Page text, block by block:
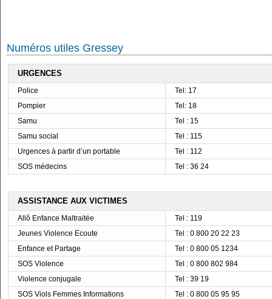
Numéros utiles Gressey
URGENCES
Police
Tel: 17
Pompier
Tel: 18
Samu
Tel : 15
Samu social
Tel : 115
Urgences à partir d’un portable
Tel : 112
SOS médecins
Tel : 36 24
ASSISTANCE AUX VICTIMES
Allô Enfance Maltraitée
Tel : 119
Jeunes Violence Ecoute
Tel : 0 800 20 22 23
Enfance et Partage
Tel : 0 800 05 1234
SOS Violence
Tel : 0 800 802 984
Violence conjugale
Tel : 39 19
SOS Viols Femmes Informations
Tel : 0 800 05 95 95